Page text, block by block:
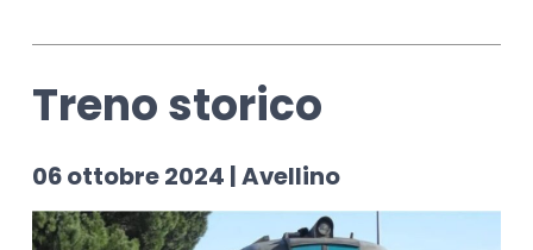
Treno storico
06 ottobre 2024 | Avellino